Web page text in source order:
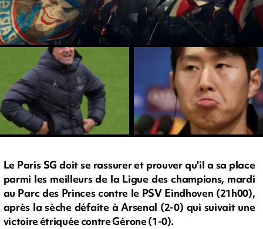
Le Paris SG doit se rassurer et prouver qu'il a sa place
parmi les meilleurs de la Ligue des champions, mardi
au Parc des Princes contre le PSV Eindhoven (21h00),
après la sèche défaite à Arsenal (2-0) qui suivait une
victoire étriquée contre Gérone (1-0).